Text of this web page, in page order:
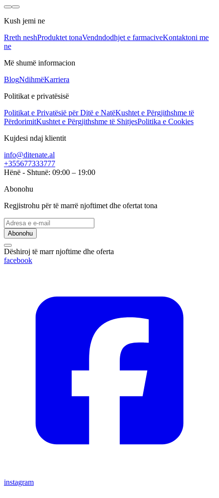
Kush jemi ne
Rreth neshProduktet tonaVendndodhjet e farmaciveKontaktoni me
ne
Më shumë informacion
BlogNdihmëKarriera
Politikat e privatësisë
Politikat e Privatësië për Ditë e NatëKushtet e Përgjithshme të
PërdorimitKushtet e Përgjithshme të ShitjesPolitika e Cookies
Kujdesi ndaj klientit
info@ditenate.al
+355677333777
Hënë - Shtunë: 09:00 – 19:00
Abonohu
Regjistrohu për të marrë njoftimet dhe ofertat tona
Abonohu
Dëshiroj të marr njoftime dhe oferta
facebook
instagram